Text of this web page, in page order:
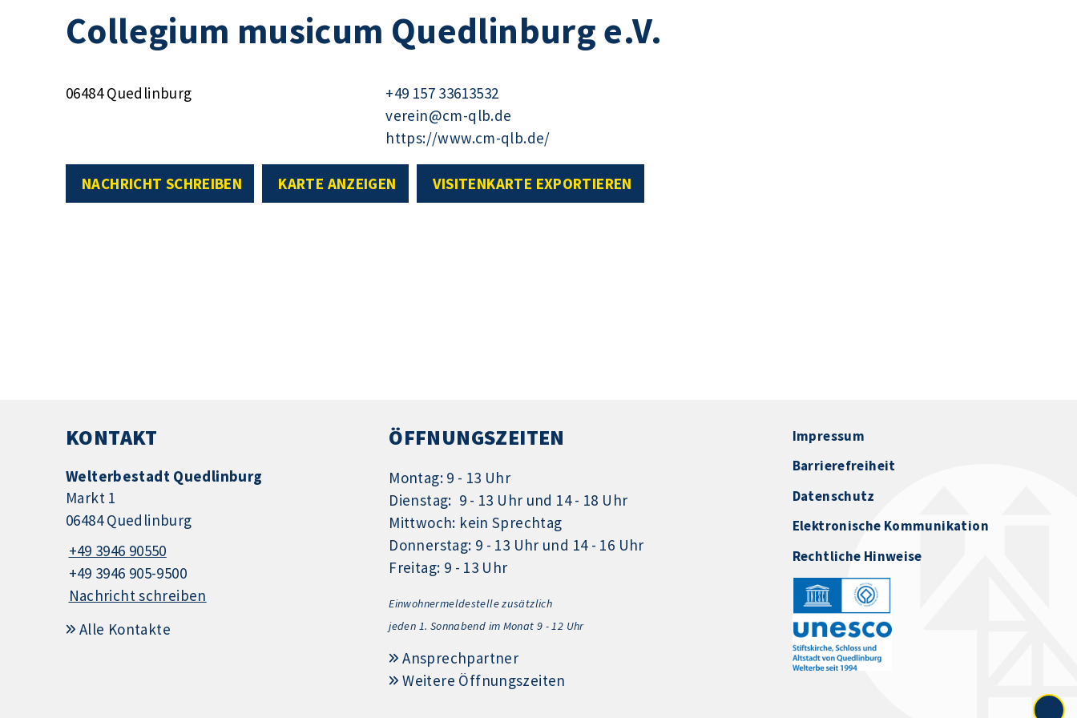
Collegium musicum Quedlinburg e.V.
06484 Quedlinburg
+49 157 33613532
verein@cm-qlb.de
https://www.cm-qlb.de/
NACHRICHT SCHREIBEN KARTE ANZEIGEN VISITENKARTE EXPORTIEREN
KONTAKT
Welterbestadt Quedlinburg
Markt 1
06484 Quedlinburg
+49 3946 90550
+49 3946 905-9500
Nachricht schreiben
Alle Kontakte
ÖFFNUNGSZEITEN
Montag: 9 - 13 Uhr
Dienstag: 9 - 13 Uhr und 14 - 18 Uhr
Mittwoch: kein Sprechtag
Donnerstag: 9 - 13 Uhr und 14 - 16 Uhr
Freitag: 9 - 13 Uhr
Einwohnermeldestelle zusätzlich
jeden 1. Sonnabend im Monat 9 - 12 Uhr
Ansprechpartner
Weitere Öffnungszeiten
Impressum
Barrierefreiheit
Datenschutz
Elektronische Kommunikation
Rechtliche Hinweise